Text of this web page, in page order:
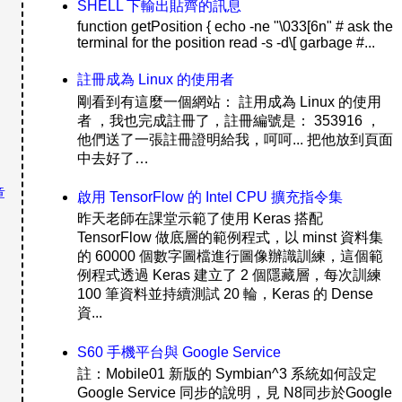
SHELL 下輸出貼齊的訊息
function getPosition { echo -ne "\033[6n" # ask the
terminal for the position read -s -d\[ garbage #...
註冊成為 Linux 的使用者
剛看到有這麼一個網站： 註用成為 Linux 的使用
者 ，我也完成註冊了，註冊編號是： 353916 ，
他們送了一張註冊證明給我，呵呵... 把他放到頁面
中去好了…
啟用 TensorFlow 的 Intel CPU 擴充指令集
昨天老師在課堂示範了使用 Keras 搭配
TensorFlow 做底層的範例程式，以 minst 資料集
的 60000 個數字圖檔進行圖像辦識訓練，這個範
例程式透過 Keras 建立了 2 個隱藏層，每次訓練
100 筆資料並持續測試 20 輪，Keras 的 Dense
資...
S60 手機平台與 Google Service
註：Mobile01 新版的 Symbian^3 系統如何設定
Google Service 同步的說明，見 N8同步於Google